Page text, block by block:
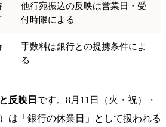
他行宛振込の反映は営業日・受
付時限による
手数料は銀行との提携条件によ
る
反映日 です。8月11日（火・祝）・
は「銀行の休業日」として扱われる